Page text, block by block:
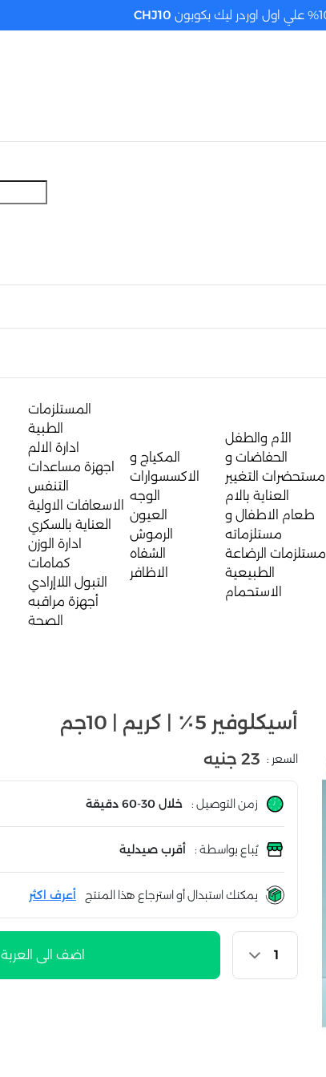
الأم والطفل
الحفاضات و
مستحضرات التغيير
العناية بالام
طعام الاطفال و
مستلزماته
مستلزمات الرضاعة
الطبيعية
الاستحمام
المكياج و
الاكسسوارات
الوجه
العيون
الرموش
الشفاه
الاظافر
المستلزمات
الطبية
ادارة الالم
اجهزة مساعدات
التنفس
الاسعافات الاولية
العناية بالسكري
ادارة الوزن
كمامات
التبول اللاإرادي
أجهزة مراقبه
الصحة
أسيكلوفير 5٪ | كريم | 10جم
السعر : 23 جنيه
زمن التوصيل : خلال 30-60 دقيقة
يُباع بواسطة : أقرب صيدلية
يمكنك استبدال أو استرجاع هذا المنتج أعرف اكثر
اضف الى العربة
CHJ10